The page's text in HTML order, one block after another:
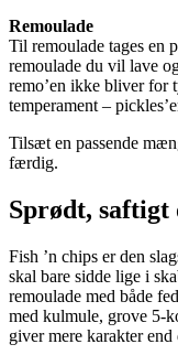
Remoulade
Til remoulade tages en
remoulade du vil lave
remo’en ikke bliver for
temperament –
Tilsæt en passende
færdig.
Sprødt,
Fish ’n chips er den
skal bare sidde lige i
remoulade med både
med kulmule, grove 5-
giver mere karakter